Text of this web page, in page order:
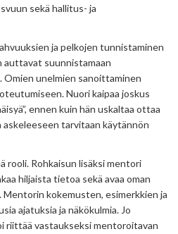
sekä hallitus- ja
ja pelkojen tunnistaminen
auttavat suunnistamaan
Omien unelmien sanoittaminen
Nuori kaipaa joskus
ennen kuin hän uskaltaa ottaa
tarvitaan käytännön
rooli. Rohkaisun lisäksi mentori
hiljaista tietoa sekä avaa oman
kokemusten, esimerkkien ja
ajatuksia ja näkökulmia. Jo
riittää vastaukseksi mentoroitavan